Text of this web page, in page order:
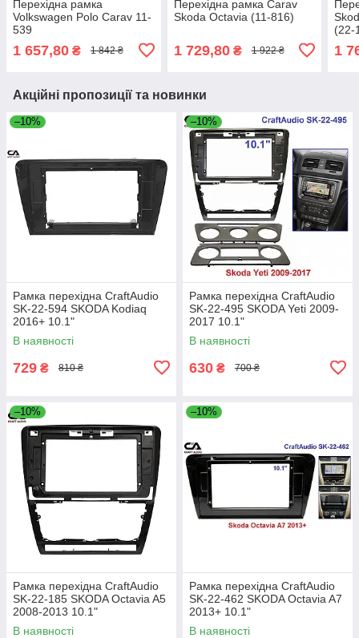
Перехідна рамка
Volkswagen Polo Carav 11-
539
1 657,80 ₴ 1 842 ₴
Перехідна рамка Carav
Skoda Octavia (11-816)
1 729,80₴ 1 922 ₴
(22-
1
Акційні пропозиції та новинки
–10%
Рамка перехідна CraftAudio
SK-22-594 SKODA Kodiaq
2016+ 10.1"
В наявності
729 ₴ 810 ₴
–10%
Рамка перехідна CraftAudio
SK-22-495 SKODA Yeti 2009-
2017 10.1"
В наявності
630 ₴ 700 ₴
–10%
Рамка перехідна CraftAudio
SK-22-185 SKODA Octavia A5
2008-2013 10.1"
В наявності
–10%
Рамка перехідна CraftAudio
SK-22-462 SKODA Octavia A7
2013+ 10.1"
В наявності